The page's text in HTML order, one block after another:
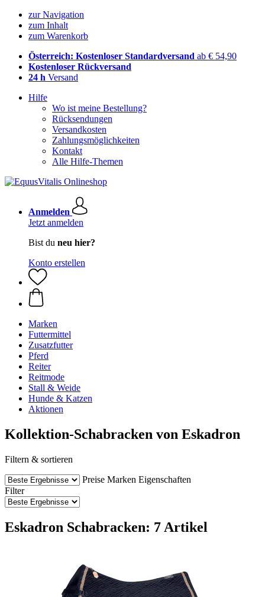
zur Navigation
zum Inhalt
zum Warenkorb
Österreich: Kostenloser Standardversand ab € 54,90
Kostenloser Rückversand
24 h Versand
Hilfe
Wo ist meine Bestellung?
Rücksendungen
Versandkosten
Zahlungsmöglichkeiten
Kontakt
Alle Hilfe-Themen
Anmelden
Jetzt anmelden
Bist du neu hier?
Konto erstellen
Marken
Futtermittel
Zusatzfutter
Pferd
Reiter
Reitmode
Stall & Weide
Hunde & Katzen
Aktionen
Kollektion-Schabracken von Eskadron
Filtern & sortieren
Preise Marken Eigenschaften
Filter
Eskadron Schabracken: 7 Artikel